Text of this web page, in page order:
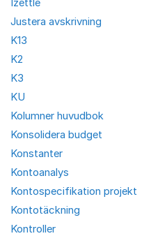
Izettle
Justera avskrivning
K13
K2
K3
KU
Kolumner huvudbok
Konsolidera budget
Konstanter
Kontoanalys
Kontospecifikation projekt
Kontotäckning
Kontroller